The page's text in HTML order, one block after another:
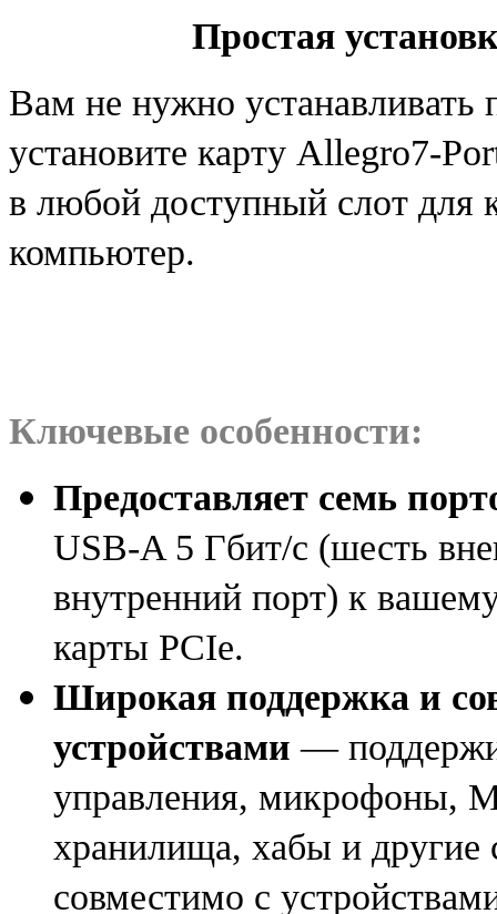
Простая
Вам не нужно
установите карту Allegro7-
в любой доступный слот для
компьютер.
Ключевые особенности:
Предоставляет семь
USB-A 5 Гбит/с (шесть
внутренний порт) к
карты PCIe.
Широкая поддержка и
устройствами —
управления, микрофоны,
хранилища, хабы и
совместимо с